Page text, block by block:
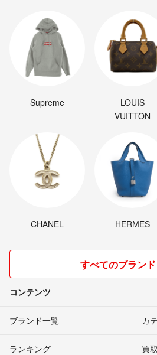
Supreme
LOUIS
VUITTON
CHANEL HERMES
すべてのブラン
コンテンツ
ブランド一覧 カ
ランキング 買